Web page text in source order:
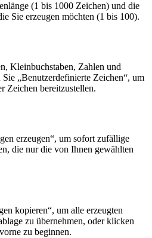
(1 bis 1000 Zeichen) und die
Sie erzeugen möchten (1 bis 100).
Kleinbuchstaben, Zahlen und
„Benutzerdefinierte Zeichen“, um
Zeichen bereitzustellen.
erzeugen“, um sofort zufällige
die nur die von Ihnen gewählten
kopieren“, um alle erzeugten
zu übernehmen, oder klicken
zu beginnen.